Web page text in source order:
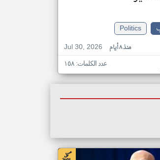
Politics
Jul 30, 2026
منذ ٨ أيام
عدد الكلمات: ١٥٨